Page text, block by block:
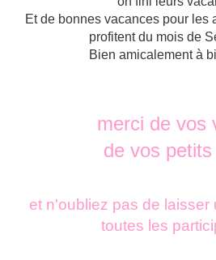
Et de bonnes vacances pour les
profitent du mois de
Bien amicalement à
merci de vos
de vos
et n'oubliez pas de laisser
toutes les